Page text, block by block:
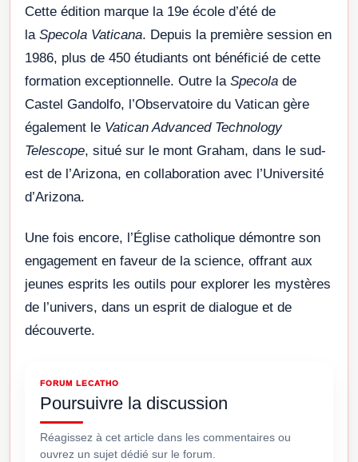
Cette édition marque la 19e école d’été de
la Specola Vaticana. Depuis la première session en
1986, plus de 450 étudiants ont bénéficié de cette
formation exceptionnelle. Outre la Specola de
Castel Gandolfo, l’Observatoire du Vatican gère
également le Vatican Advanced Technology
Telescope, situé sur le mont Graham, dans le sud-
est de l’Arizona, en collaboration avec l’Université
d’Arizona.
Une fois encore, l’Église catholique démontre son
engagement en faveur de la science, offrant aux
jeunes esprits les outils pour explorer les mystères
de l’univers, dans un esprit de dialogue et de
découverte.
FORUM LECATHO
Poursuivre la discussion
Réagissez à cet article dans les commentaires ou
ouvrez un sujet dédié sur le forum.